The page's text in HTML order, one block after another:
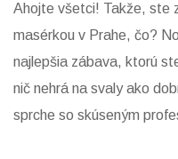
Ahojte všetci! Takže, ste
masérkou v Prahe, čo?
najlepšia zábava, ktorú
nič nehrá na svaly ako
sprche so skúseným